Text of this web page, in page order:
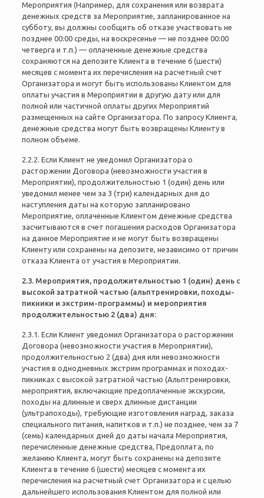
Мероприятия (Например, для сохранения или возврата
денежных средств за Мероприятие, запланированное на
субботу, вы должны сообщить об отказе участвовать не
позднее 00:00 среды, на воскресенье — не позднее 00:00
четверга и т.п.) — оплаченные денежные средства
сохраняются на депозите Клиента в течение 6 (шести)
месяцев с момента их перечисления на расчетный счет
Организатора и могут быть использованы Клиентом для
оплаты участия в Мероприятии в другую дату или для
полной или частичной оплаты других Мероприятий
размещенных на сайте Организатора. По запросу Клиента,
денежные средства могут быть возвращены Клиенту в
полном объеме.
2.2.2. Если Клиент не уведомил Организатора о
расторжении Договора (невозможности участия в
Мероприятии), продолжительностью 1 (один) день или
уведомил менее чем за 3 (три) календарных дня до
наступления даты на которую запланировано
Мероприятие, оплаченные Клиентом денежные средства
засчитываются в счет погашения расходов Организатора
на данное Мероприятие и не могут быть возвращены
Клиенту или сохранены на депозите, независимо от причин
отказа Клиента от участия в Мероприятии.
2.3. Мероприятия, продолжительностью 1 (один) день с
высокой затратной частью (альптренировки, походы-
пикники и экстрим-программы) и мероприятия
продолжительностью 2 (два) дня:
2.3.1. Если Клиент уведомил Организатора о расторжении
Договора (невозможности участия в Мероприятии),
продолжительностью 2 (два) дня или невозможности
участия в однодневных экстрим программах и походах-
пикниках с высокой затратной частью (Альптренировки,
мероприятия, включающие предоплаченные экскурсии,
походы на длинные и сверх длинные дистанции
(ультрапоходы), требующие изготовления наград, заказа
специального питания, напитков и т.п.) не позднее, чем за 7
(семь) календарных дней до даты начала Мероприятия,
перечисленные денежные средства, Предоплата, по
желанию Клиента, могут быть сохранены на депозите
Клиента в течение 6 (шести) месяцев с момента их
перечисления на расчетный счет Организатора и с целью
дальнейшего использования Клиентом для полной или